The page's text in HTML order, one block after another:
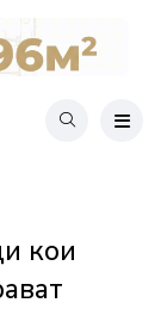
кои